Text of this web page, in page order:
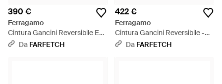
390 €
Ferragamo
Cintura Gancini Reversibile E
Regolabile - Bianco
Da FARFETCH
422 €
Ferragamo
Cintura Gancini Reversibile -
Bianco
Da FARFETCH